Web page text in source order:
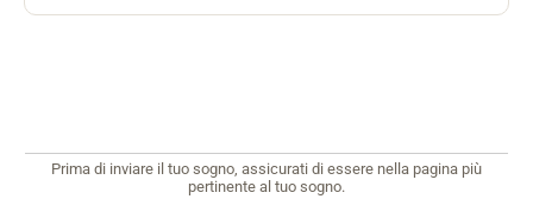
Prima di inviare il tuo sogno, assicurati di essere nella pagina più
pertinente al tuo sogno.